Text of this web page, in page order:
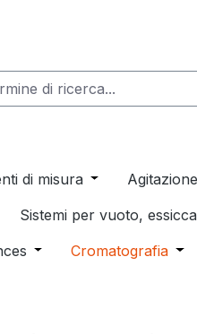
Consumabili per
the dropdown menu
di misura Open or close
Distillazione,
menu from the
or close the dropdown
Sistemi per vuoto,
dropdown menu from
Open or close the
Cromatografia